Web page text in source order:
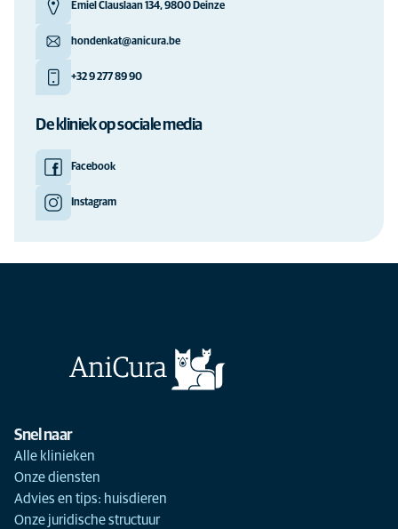
Emiel Clauslaan 134, 9800 Deinze
hondenkat@anicura.be
+32 9 277 89 90
De kliniek op sociale media
Facebook
Instagram
Snel naar
Alle klinieken
Onze diensten
Advies en tips: huisdieren
Onze juridische structuur